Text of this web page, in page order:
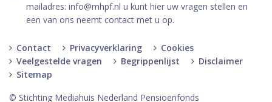
mailadres: info@mhpf.nl u kunt hier uw vragen stellen en
een van ons neemt contact met u op.
Contact Privacyverklaring
Cookies
Veelgestelde vragen
Begrippenlijst
Disclaimer
Sitemap
© Stichting Mediahuis Nederland Pensioenfonds